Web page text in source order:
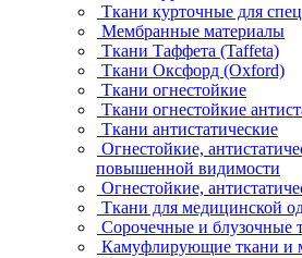
Ткани курточные для
Мембранные материалы
Ткани Таффета (Taffeta)
Ткани Оксфорд (Oxford)
Ткани огнестойкие
Ткани огнестойкие
Ткани антистатические
Огнестойкие,
повышенной видимости
Огнестойкие,
Ткани для медицинской
Сорочечные и блузочные
Камуфлирующие ткани и